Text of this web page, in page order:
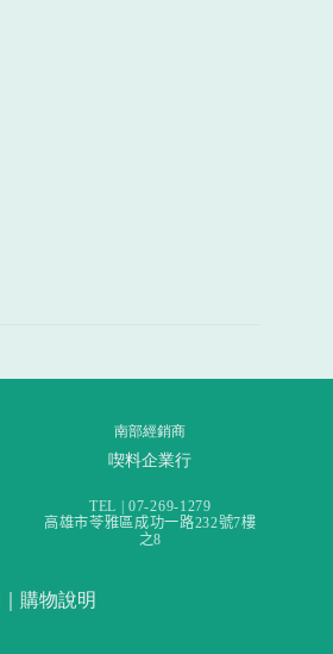
南部經銷商
喫料企業行
TEL | 07-269-1279
高雄市苓雅區成功一路232號7樓
之8
購物說明